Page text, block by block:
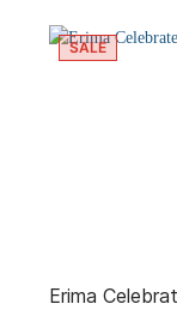
SALE
Erima